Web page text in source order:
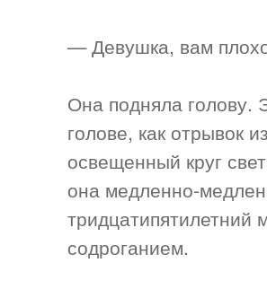
— Девушка, вам
Она подняла голову.
голове, как отрывок
освещенный круг
она медленно-
тридцатипятилетний
содроганием.